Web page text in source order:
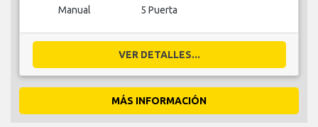
Manual 5 Puerta
VER DETALLES...
MÁS INFORMACIÓN